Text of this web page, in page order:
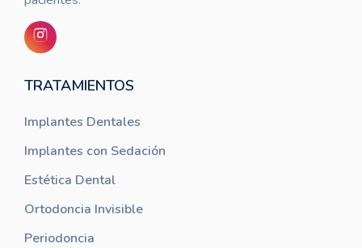
TRATAMIENTOS
Implantes Dentales
Implantes con Sedación
Estética Dental
Ortodoncia Invisible
Periodoncia